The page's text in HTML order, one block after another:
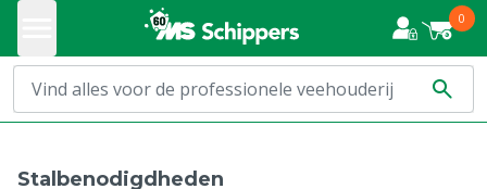
0
Stalbenodigdheden